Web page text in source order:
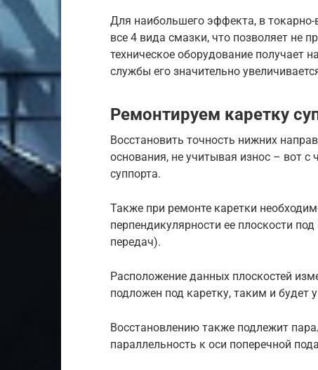
Для наибольшего эффекта, в токарно-
все 4 вида смазки, что позволяет не
техническое оборудование получает
службы его значительно
Ремонтируем каретку
Восстановить точность нижних
основания, не учитывая износ – вот с
суппорта.
Также при ремонте каретки
перпендикулярности ее плоскости
передач).
Расположение данных плоскостей
подложен под каретку, таким и будет
Восстановлению также подлежит
параллельность к оси поперечной